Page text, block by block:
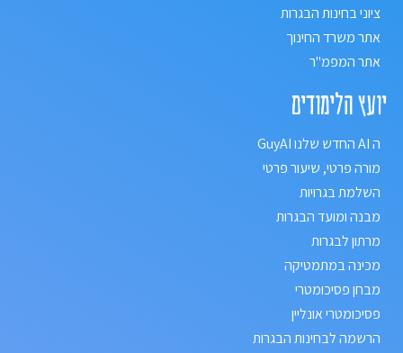
ציוני בחינות הבגרות
אתר משרד החינוך
אתר המפמ"ר
יועץ הלימודים
ה AI החדש שלנו GuyAI
מורה פרטי, שיעור פרטי
השלמת בגרויות
מבנה ומועד הבגרות
מרתון לבגרות
מכינה במתמטיקה
מבחן פסיכומטרי
פסיכומטרי אונליין
הרשמה לבחינות הבגרות